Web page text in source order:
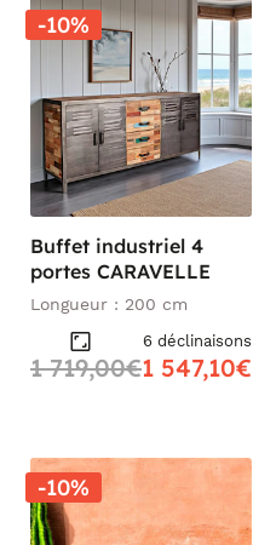
-10%
Buffet industriel 4
portes CARAVELLE
Longueur : 200 cm
6 déclinaisons
1 719,00€1 547,10€
-10%